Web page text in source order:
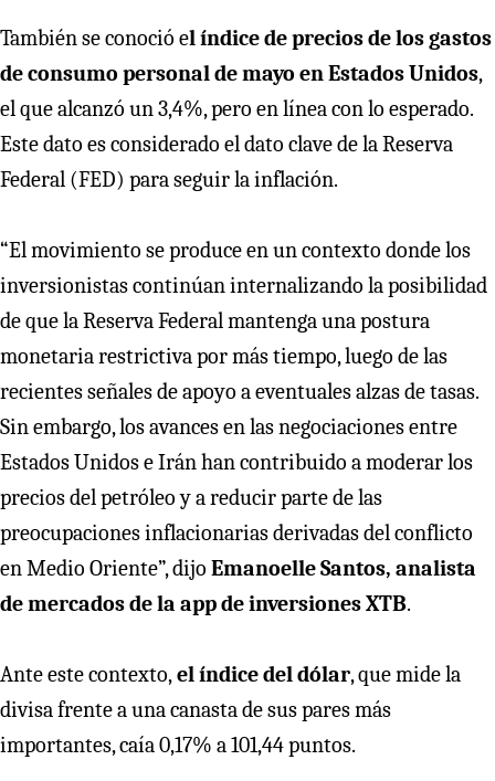
También se conoció el índice de precios de los gastos
de consumo personal de mayo en Estados Unidos,
el que alcanzó un 3,4%, pero en línea con lo esperado.
Este dato es considerado el dato clave de la Reserva
Federal (FED) para seguir la inflación.
“El movimiento se produce en un contexto donde los
inversionistas continúan internalizando la posibilidad
de que la Reserva Federal mantenga una postura
monetaria restrictiva por más tiempo, luego de las
recientes señales de apoyo a eventuales alzas de tasas.
Sin embargo, los avances en las negociaciones entre
Estados Unidos e Irán han contribuido a moderar los
precios del petróleo y a reducir parte de las
preocupaciones inflacionarias derivadas del conflicto
en Medio Oriente”, dijo Emanoelle Santos, analista
de mercados de la app de inversiones XTB.
Ante este contexto,el índice del dólar, que mide la
divisa frente a una canasta de sus pares más
importantes, caía 0,17% a 101,44 puntos.